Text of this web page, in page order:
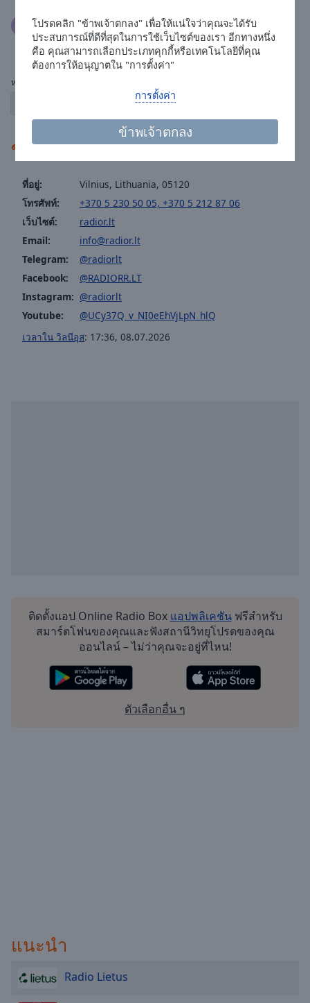
โปรดคลิก "ข้าพเจ้าตกลง" เพื่อให้แน่ใจว่าคุณจะได้รับ
ประสบการณ์ที่ดีที่สุดในการใช้เว็บไซต์ของเรา อีกทางหนึ่ง
คือ คุณสามารถเลือกประเภทคุกกี้หรือเทคโนโลยีที่คุณ
ต้องการให้อนุญาตใน "การตั้งค่า"
ข้าพเจ้าตกลง
การตั้งค่า
User 11.11.2020
Слушаю в германии супер!
หน้า:
← ก่อนหน้านี้ ถัดไป →
ข้อมูลติดต่อสถานีวิทยุ
ที่อยู่:
Vilnius, Lithuania, 05120
โทรศัพท์:
+370 5 230 50 05, +370 5 212 87 06
เว็บไซต์:
radior.lt
Email:
info@radior.lt
Telegram:
@radiorlt
Facebook:
@RADIORR.LT
Instagram: @radiorlt
Youtube:
@UCy37Q_v_NI0eEhVjLpN_hlQ
เวลาใน วิลนีอุส: 17:36, 08.07.2026
ติดตั้งแอป Online Radio Box แอปพลิเคชันฟรีสำหรับ
สมาร์ตโฟนของคุณและฟังสถานีวิทยุโปรดของคุณ
ออนไลน์ – ไม่ว่าคุณจะอยู่ที่ไหน!
ตัวเลือกอื่น ๆ
แนะนำ
Radio Lietus